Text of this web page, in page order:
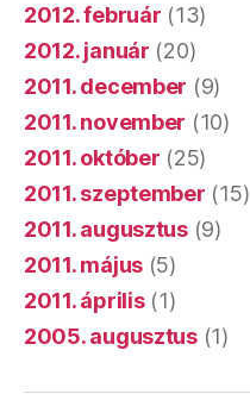
2012. február (13)
2012. január (20)
2011. december (9)
2011. november (10)
2011. október (25)
2011. szeptember (15)
2011. augusztus(9)
2011. május (5)
2011. április(1)
2005. augusztus(1)